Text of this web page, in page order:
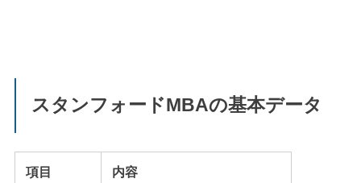
スタンフォードMBAの基本データ
項目 内容